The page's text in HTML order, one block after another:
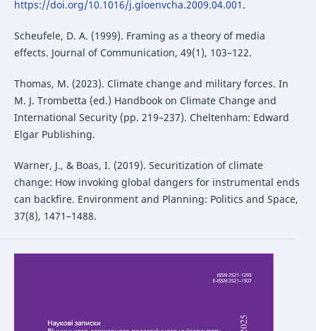
https://doi.org/10.1016/j.gloenvcha.2009.04.001 .
Scheufele, D. A. (1999). Framing as a theory of media
effects. Journal of Communication, 49(1), 103–122.
Thomas, M. (2023). Climate change and military forces. In
M. J. Trombetta (ed.) Handbook on Climate Change and
International Security (pp. 219–237). Cheltenham: Edward
Elgar Publishing.
Warner, J., & Boas, I. (2019). Securitization of climate
change: How invoking global dangers for instrumental ends
can backfire. Environment and Planning: Politics and Space,
37(8), 1471–1488.